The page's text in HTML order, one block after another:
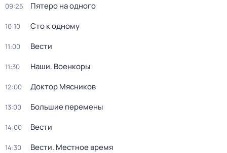
09:25 Пятеро на одного
10:10 Сто к одному
11:00 Вести
11:30 Наши. Военкоры
12:00 Доктор Мясников
13:00 Большие перемены
14:00 Вести
14:30 Вести. Местное время